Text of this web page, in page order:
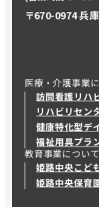
〒670-0974 兵
医療・介護事業
訪問看護リハ
リハビリセン
健康特化型デ
健康特化型デ
福祉用具プラ
教育事業について
姫路中央こど
姫路中央保育